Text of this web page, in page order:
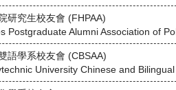
研究生校友會 (FHPAA)
Postgraduate Alumni Association of
語學系校友會 (CBSAA)
University Chinese and